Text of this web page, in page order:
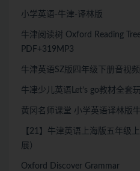
小学英语-牛津-译林版
牛津阅读树 Oxford Reading
PDF+319MP3
牛津英语SZ版四年级下册音视
牛冿少儿英语Let’s go教材全套
黄冈名师课堂 小学英语译林版
【21】牛津英语上海版五年级
展）
Oxford Discover Grammar